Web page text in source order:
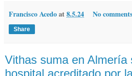
Francisco Acedoat8.5.24 No
Share
Vithas suma en Almería
hospital acreditado por